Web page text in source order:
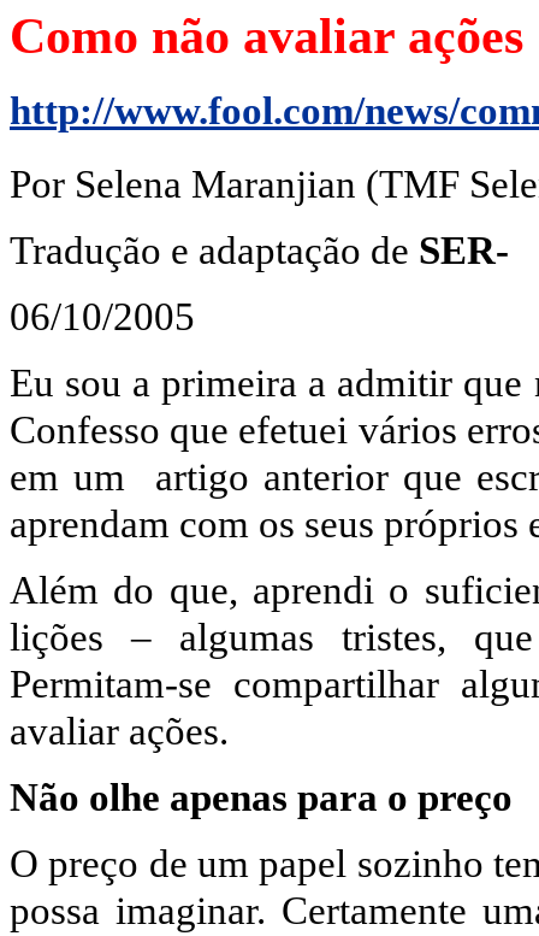
Como não avaliar ações
http://www.fool.com/news/
Por Selena Maranjian (TMF
Tradução e adaptação de SER-
06/10/2005
Eu sou a primeira a admitir
Confesso que efetuei vários
em um
artigo anterior que
aprendam com os seus próprios
Além do que, aprendi o
lições – algumas tristes,
Permitam-se compartilhar
avaliar ações.
Não olhe apenas para o preço
O preço de um papel sozinho
possa imaginar. Certamente